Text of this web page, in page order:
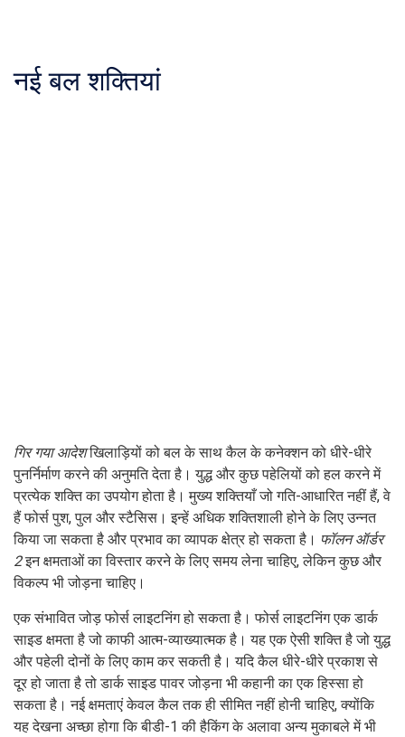
नई बल शक्तियां
गिर गया आदेशखिलाड़ियों को बल के साथ कैल के कनेक्शन को धीरे-धीरे
पुनर्निर्माण करने की अनुमति देता है। युद्ध और कुछ पहेलियों को हल करने में
प्रत्येक शक्ति का उपयोग होता है। मुख्य शक्तियाँ जो गति-आधारित नहीं हैं, वे
हैं फोर्स पुश, पुल और स्टैसिस। इन्हें अधिक शक्तिशाली होने के लिए उन्नत
किया जा सकता है और प्रभाव का व्यापक क्षेत्र हो सकता है। फॉलन ऑर्डर
2इन क्षमताओं का विस्तार करने के लिए समय लेना चाहिए, लेकिन कुछ और
विकल्प भी जोड़ना चाहिए।
एक संभावित जोड़ फोर्स लाइटनिंग हो सकता है। फोर्स लाइटनिंग एक डार्क
साइड क्षमता है जो काफी आत्म-व्याख्यात्मक है। यह एक ऐसी शक्ति है जो युद्ध
और पहेली दोनों के लिए काम कर सकती है। यदि कैल धीरे-धीरे प्रकाश से
दूर हो जाता है तो डार्क साइड पावर जोड़ना भी कहानी का एक हिस्सा हो
सकता है। नई क्षमताएं केवल कैल तक ही सीमित नहीं होनी चाहिए, क्योंकि
यह देखना अच्छा होगा कि बीडी-1 की हैकिंग के अलावा अन्य मुकाबले में भी